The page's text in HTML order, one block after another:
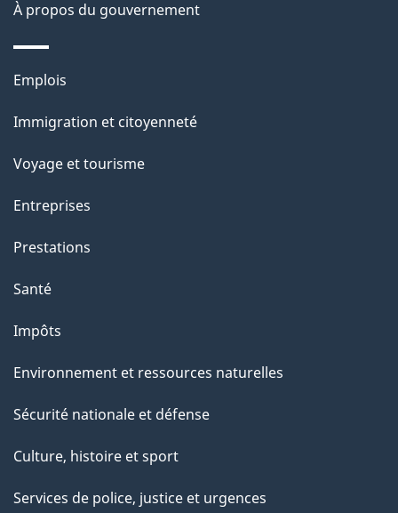
p
a
À propos du gouvernement
Thèmes
sujets
Emplois
Immigration et citoyenneté
Voyage et tourisme
Entreprises
Prestations
Santé
Impôts
Environnement et ressources naturelles
Sécurité nationale et défense
Culture, histoire et sport
Services de police, justice et urgences